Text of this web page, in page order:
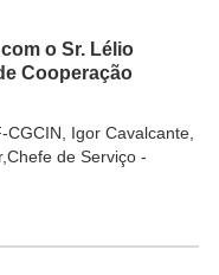
o Sr. Lélio
Cooperação
Igor Cavalcante,
de Serviço -